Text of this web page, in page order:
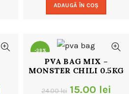
fost:
ADAUGĂ ÎN COȘ
-38%
PVA BAG MIX –
MONSTER CHILI 0.5KG
24.00lei Prețul
15.00 lei